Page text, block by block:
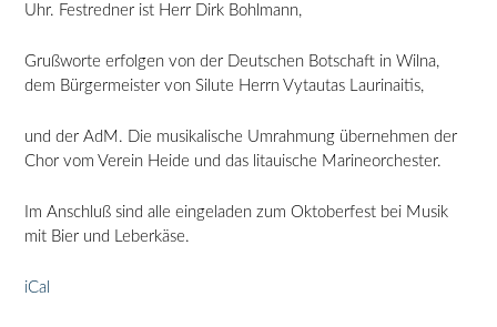
Uhr. Festredner ist Herr Dirk Bohlmann,
Grußworte erfolgen von der Deutschen Botschaft in Wilna,
dem Bürgermeister von Silute Herrn Vytautas Laurinaitis,
und der AdM. Die musikalische Umrahmung übernehmen der
Chor vom Verein Heide und das litauische Marineorchester.
Im Anschluß sind alle eingeladen zum Oktoberfest bei Musik
mit Bier und Leberkäse.
iCal